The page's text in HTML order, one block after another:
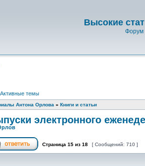
Высокие
Форум
Активные темы
Антона Орлова » Книги и статьи
электронного
Страница 15 из 18 [ Сообщений: 710 ]